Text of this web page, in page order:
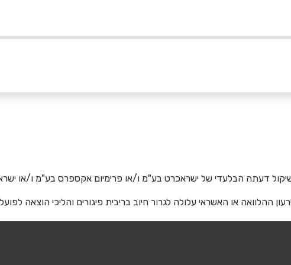
אימייל
דרך אבא
גבעתיים
קניון עזריאלי גבעתיים, דרך
מודיעין
לב העיר 2
דעתה הבלעדי של ישראכרט בע"מ ו/או פרימיום אקספרס בע"מ ו/או
ההלוואה או האשראי עלולה לגרור חיוב בריבית פיגורים והליכי הוצאה